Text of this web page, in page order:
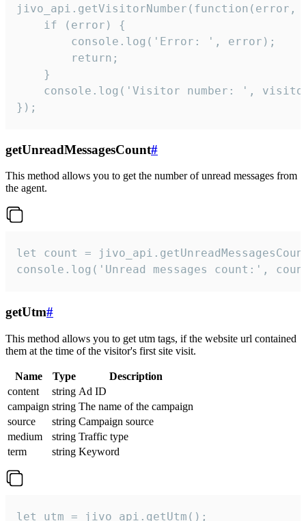
jivo_api.getVisitorNumber(function(error,
    if (error) {
        console.log('Error: ', error);
        return;
    }
console.log('Visitor number: ',
});
getUnreadMessagesCount#
This method allows you to get the number of unread messages from
the agent.
let count =
console.log('Unread messages count:',
getUtm#
This method allows you to get utm tags, if the website url contained
them at the time of the visitor's first site visit.
Name Type
Description
content
string Ad ID
campaign string The name of the campaign
source
string Campaign source
medium
string Traffic type
term
string Keyword
let utm = jivo_api.getUtm();